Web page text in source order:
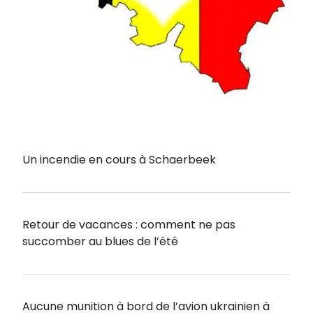
Un incendie en cours à Schaerbeek
Retour de vacances : comment ne pas
succomber au blues de l’été
Aucune munition à bord de l’avion ukrainien à